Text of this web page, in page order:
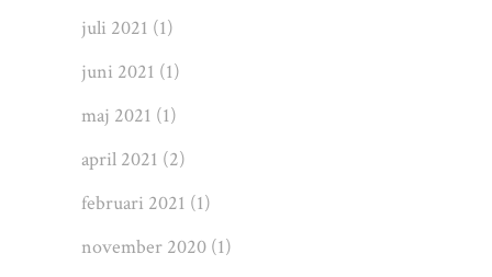
juli 2021 (1)
juni 2021 (1)
maj 2021 (1)
april 2021 (2)
februari 2021 (1)
november 2020 (1)